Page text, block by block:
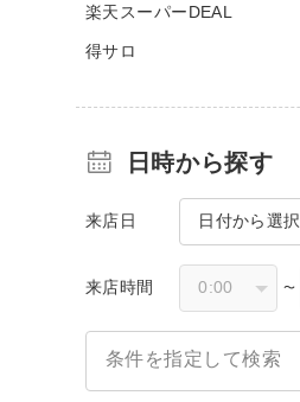
楽天スーパーDEAL
得サロ
日時から探す
来店日 日付から選択
来店時間 〜
条件を指定して検索